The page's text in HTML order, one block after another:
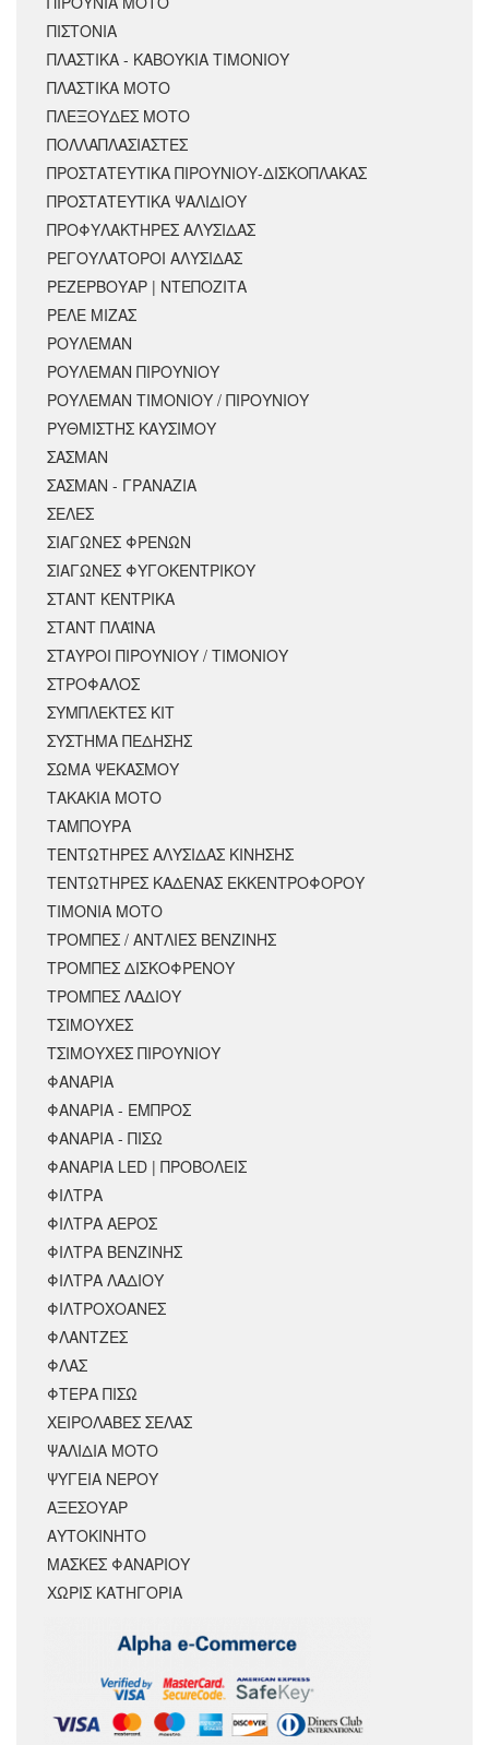
ΠΙΣΤΟΝΙΑ
ΠΛΑΣΤΙΚΑ - ΚΑΒΟΥΚΙΑ ΤΙΜΟΝΙΟΥ
ΠΛΑΣΤΙΚΑ ΜΟΤΟ
ΠΛΕΞΟΥΔΕΣ ΜΟΤΟ
ΠΟΛΛΑΠΛΑΣΙΑΣΤΕΣ
ΠΡΟΣΤΑΤΕΥΤΙΚΑ ΠΙΡΟΥΝΙΟΥ-ΔΙΣΚΟΠΛΑΚΑΣ
ΠΡΟΣΤΑΤΕΥΤΙΚΑ ΨΑΛΙΔΙΟΥ
ΠΡΟΦΥΛΑΚΤΗΡΕΣ ΑΛΥΣΙΔΑΣ
ΡΕΓΟΥΛΑΤΟΡΟΙ ΑΛΥΣΙΔΑΣ
ΡΕΖΕΡΒΟΥΑΡ | ΝΤΕΠΟΖΙΤΑ
ΡΕΛΕ ΜΙΖΑΣ
ΡΟΥΛΕΜΑΝ
ΡΟΥΛΕΜΑΝ ΠΙΡΟΥΝΙΟΥ
ΡΟΥΛΕΜΑΝ ΤΙΜΟΝΙΟΥ / ΠΙΡΟΥΝΙΟΥ
ΡΥΘΜΙΣΤΗΣ ΚΑΥΣΙΜΟΥ
ΣΑΣΜΑΝ
ΣΑΣΜΑΝ - ΓΡΑΝΑΖΙΑ
ΣΕΛΕΣ
ΣΙΑΓΩΝΕΣ ΦΡΕΝΩΝ
ΣΙΑΓΩΝΕΣ ΦΥΓΟΚΕΝΤΡΙΚΟΥ
ΣΤΑΝΤ ΚΕΝΤΡΙΚΑ
ΣΤΑΝΤ ΠΛΑΪΝΑ
ΣΤΑΥΡΟΙ ΠΙΡΟΥΝΙΟΥ / ΤΙΜΟΝΙΟΥ
ΣΤΡΟΦΑΛΟΣ
ΣΥΜΠΛΕΚΤΕΣ ΚΙΤ
ΣΥΣΤΗΜΑ ΠΕΔΗΣΗΣ
ΣΩΜΑ ΨΕΚΑΣΜΟΥ
ΤΑΚΑΚΙΑ ΜΟΤΟ
ΤΑΜΠΟΥΡΑ
ΤΕΝΤΩΤΗΡΕΣ ΑΛΥΣΙΔΑΣ ΚΙΝΗΣΗΣ
ΤΕΝΤΩΤΗΡΕΣ ΚΑΔΕΝΑΣ ΕΚΚΕΝΤΡΟΦΟΡΟΥ
ΤΙΜΟΝΙΑ ΜΟΤΟ
ΤΡΟΜΠΕΣ / ΑΝΤΛΙΕΣ ΒΕΝΖΙΝΗΣ
ΤΡΟΜΠΕΣ ΔΙΣΚΟΦΡΕΝΟΥ
ΤΡΟΜΠΕΣ ΛΑΔΙΟΥ
ΤΣΙΜΟΥΧΕΣ
ΤΣΙΜΟΥΧΕΣ ΠΙΡΟΥΝΙΟΥ
ΦΑΝΑΡΙΑ
ΦΑΝΑΡΙΑ - ΕΜΠΡΟΣ
ΦΑΝΑΡΙΑ - ΠΙΣΩ
ΦΑΝΑΡΙΑ LED | ΠΡΟΒΟΛΕΙΣ
ΦΙΛΤΡΑ
ΦΙΛΤΡΑ ΑΕΡΟΣ
ΦΙΛΤΡΑ ΒΕΝΖΙΝΗΣ
ΦΙΛΤΡΑ ΛΑΔΙΟΥ
ΦΙΛΤΡΟΧΟΑΝΕΣ
ΦΛΑΝΤΖΕΣ
ΦΛΑΣ
ΦΤΕΡΑ ΠΙΣΩ
ΧΕΙΡΟΛΑΒΕΣ ΣΕΛΑΣ
ΨΑΛΙΔΙΑ ΜΟΤΟ
ΨΥΓΕΙΑ ΝΕΡΟΥ
ΑΞΕΣΟΥΆΡ
ΑΥΤΟΚΙΝΗΤΟ
ΜΑΣΚΕΣ ΦΑΝΑΡΙΟΥ
ΧΩΡΊΣ ΚΑΤΗΓΟΡΊΑ